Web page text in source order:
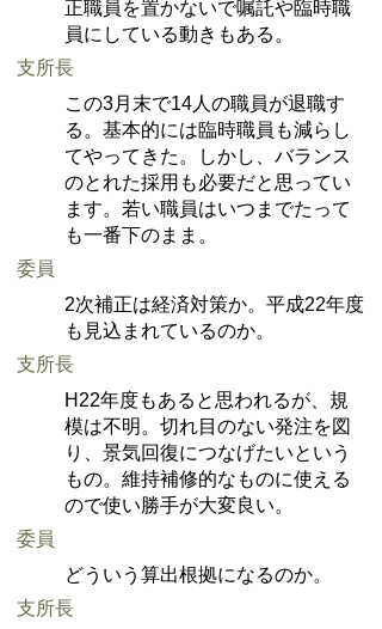
正職員を置かないで嘱託や臨時職
員にしている動きもある。
支所長
この3月末で14人の職員が退職す
る。基本的には臨時職員も減らし
てやってきた。しかし、バランス
のとれた採用も必要だと思ってい
ます。若い職員はいつまでたって
も一番下のまま。
委員
2次補正は経済対策か。平成22年度
も見込まれているのか。
支所長
H22年度もあると思われるが、規
模は不明。切れ目のない発注を図
り、景気回復につなげたいという
もの。維持補修的なものに使える
ので使い勝手が大変良い。
委員
どういう算出根拠になるのか。
支所長